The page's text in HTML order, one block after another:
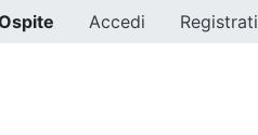
Accedi Registrati